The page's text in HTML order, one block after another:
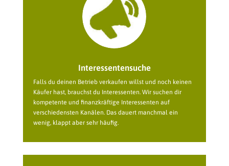
Interessentensuche
Falls du deinen Betrieb verkaufen willst und noch keinen
Käufer hast, brauchst du Interessenten. Wir suchen dir
kompetente und finanzkräftige Interessenten auf
verschiedensten Kanälen. Das dauert manchmal ein
wenig, klappt aber sehr häufig.